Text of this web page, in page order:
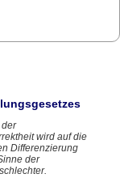
wird auf die
Differenzierung
der